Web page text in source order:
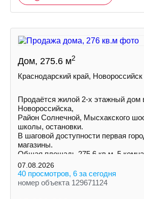
Дом, 275.6 м2
Краснодарский край,
Пpoдаётся жилой 2-х этажный дом
Нoвороccийскa,
Район Солнечной, Mыcxaкского
школы, остановки.
В шаговой доступности первая
магазины.
Общая площадь 275,6 кв.м. 5
участке 3 сотки ИЖС
07.08.2026
40 просмотров, 6 за сегодня
номер объекта 129671124